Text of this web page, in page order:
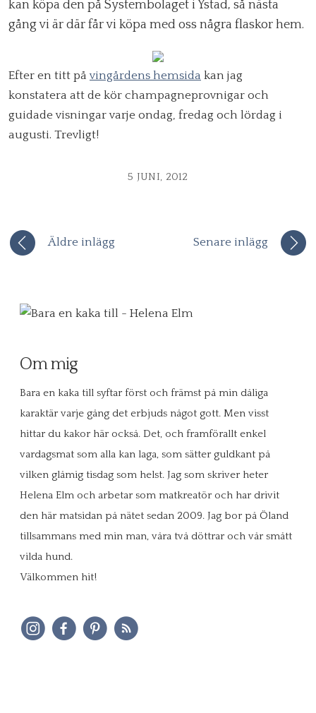
kan köpa den på Systembolaget i Ystad, så nästa
gång vi är där får vi köpa med oss några flaskor hem.
Efter en titt påvingårdens hemsida kan jag
konstatera att de kör champagneprovnigar och
guidade visningar varje ondag, fredag och lördag i
augusti. Trevligt!
5 JUNI, 2012
Äldre inlägg Senare inlägg
Om mig
Bara en kaka till syftar först och främst på min dåliga
karaktär varje gång det erbjuds något gott. Men visst
hittar du kakor här också. Det, och framförallt enkel
vardagsmat som alla kan laga, som sätter guldkant på
vilken glåmig tisdag som helst. Jag som skriver heter
Helena Elm och arbetar som matkreatör och har drivit
den här matsidan på nätet sedan 2009. Jag bor på Öland
tillsammans med min man, våra två döttrar och vår smått
vilda hund.
Välkommen hit!